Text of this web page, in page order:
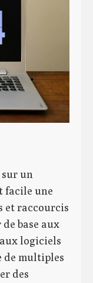
un
facile une
et raccourcis
base aux
logiciels
de multiples
des